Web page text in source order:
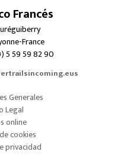
Francés
France
5 59 59 82 90
Generales
Legal
online
cookies
privacidad